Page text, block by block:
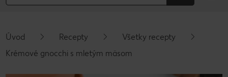
Vyskakovací bočný panel
Úvod Recepty
Všetky recepty
Krémové gnocchi s mletým mäsom